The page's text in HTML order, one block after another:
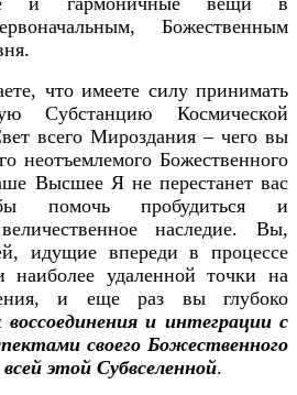
Божественным
что имеете силу принимать
Субстанцию Космической
всего Мироздания – чего вы
неотъемлемого Божественного
Высшее Я не перестанет вас
помочь пробудиться и
наследие. Вы,
идущие впереди в процессе
наиболее удаленной точки на
и еще раз вы глубоко
воссоединения и интеграции с
своего Божественного
этой Субвселенной.